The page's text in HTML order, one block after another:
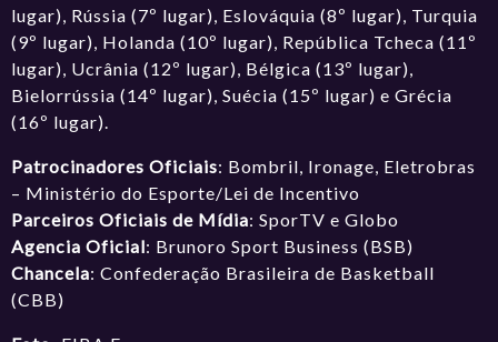
lugar), Rússia (7º lugar), Eslováquia (8º lugar), Turquia
(9º lugar), Holanda (10º lugar), República Tcheca (11º
lugar), Ucrânia (12º lugar), Bélgica (13º lugar),
Bielorrússia (14º lugar), Suécia (15º lugar) e Grécia
(16º lugar).
Patrocinadores Oficiais: Bombril, Ironage, Eletrobras
– Ministério do Esporte/Lei de Incentivo
Parceiros Oficiais de Mídia: SporTV e Globo
Agencia Oficial: Brunoro Sport Business (BSB)
Chancela: Confederação Brasileira de Basketball
(CBB)